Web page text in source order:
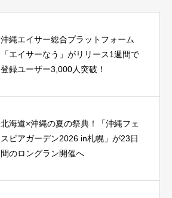
沖縄エイサー総合プラットフォーム
「エイサーなう」がリリース1週間で
登録ユーザー3,000人突破！
北海道×沖縄の夏の祭典！「沖縄フェ
スビアガーデン2026 in札幌」が23日
間のロングラン開催へ